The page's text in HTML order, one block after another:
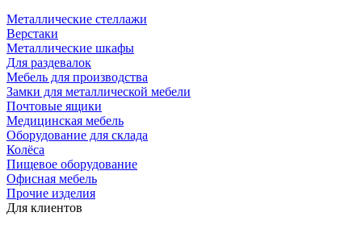
Металлические стеллажи
Верстаки
Металлические шкафы
Для раздевалок
Мебель для производства
Замки для металлической мебели
Почтовые ящики
Медицинская мебель
Оборудование для склада
Колёса
Пищевое оборудование
Офисная мебель
Прочие изделия
Для клиентов